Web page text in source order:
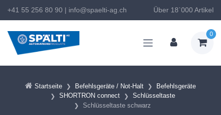
+41 55 256 80 90 | info@spaelti-ag.ch Über 18`000 Artikel
0
Startseite Befehlsgeräte / Not-Halt
Befehlsgeräte
SHORTRON connect
Schlüsseltaste
Schlüsseltaste schwarz